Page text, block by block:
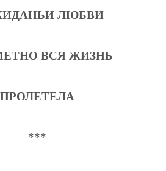
ЛЮБВИ
ВСЯ ЖИЗНЬ
ПРОЛЕТЕЛА
***